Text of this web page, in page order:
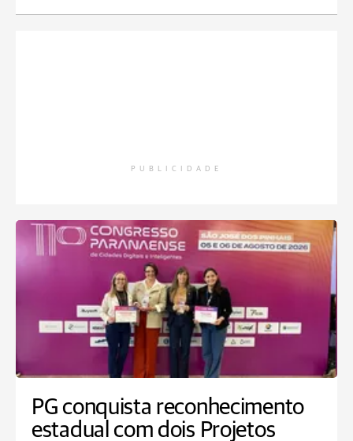
PUBLICIDADE
PG conquista reconhecimento
estadual com dois Projetos